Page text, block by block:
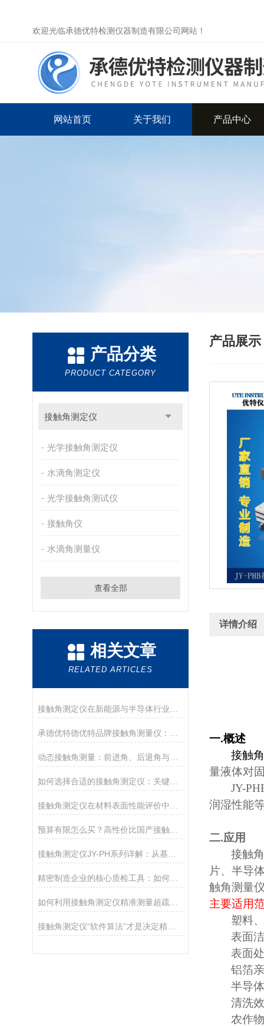
欢迎光临承德优特检测仪器制造有限公司网站！
网站首页 关于我们 产品中心
产品分类
PRODUCT CATEGORY
接触角测定仪
光学接触角测定仪
水滴角测定仪
光学接触角测试仪
接触角仪
水滴角测量仪
查看全部
相关文章
RELATED ARTICLES
动态接触角测量：前进角、后退角与滚动角分析
如何选择合适的接触角测定仪：关键参数与配置解读
精密制造企业的核心质检工具：如何通过接触角控制产品质量
如何利用接触角测定仪精准测量超疏水材料（>150°）
接触角测定仪“软件算法”才是决定精度的灵魂
产品展示
详情介绍
一.概述
接触
量液体对
JY-
润湿性能
二.应用
接触
片、半导
触角测量
主要适用
塑料
表面
表面
铝箔
半导
清洗
农作